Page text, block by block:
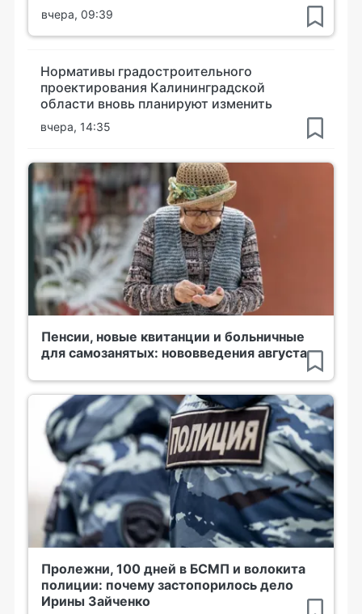
вчера, 09:39
Нормативы градостроительного
проектирования Калининградской
области вновь планируют изменить
вчера, 14:35
Пенсии, новые квитанции и больничные
для самозанятых: нововведения августа
Пролежни, 100 дней в БСМП и волокита
полиции: почему застопорилось дело
Ирины Зайченко